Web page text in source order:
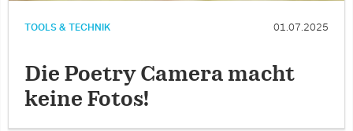
TOOLS & TECHNIK 01.07.2025
Die Poetry Camera macht
keine Fotos!